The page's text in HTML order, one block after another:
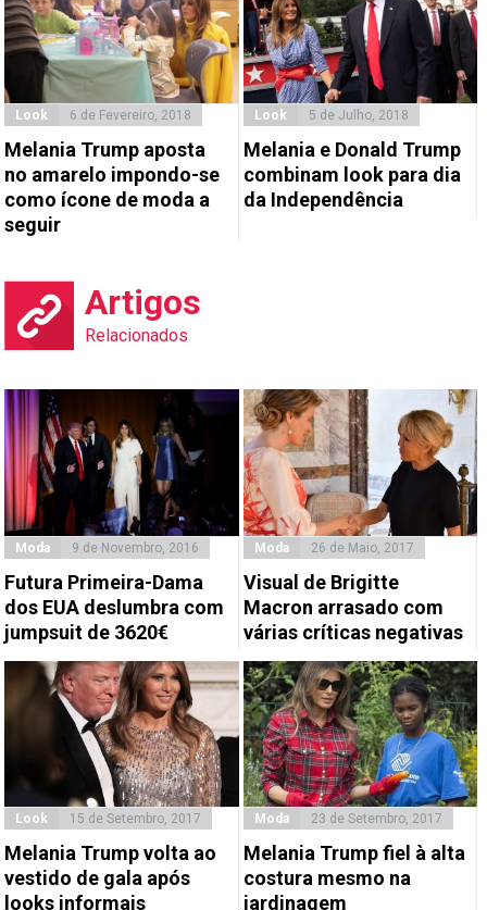
Look 6 de Fevereiro, 2018
Melania Trump aposta
no amarelo impondo-se
como ícone de moda a
seguir
Look 5 de Julho, 2018
Melania e Donald Trump
combinam look para dia
da Independência
Artigos
Relacionados
Moda 9 de Novembro, 2016
Futura Primeira-Dama
dos EUA deslumbra com
jumpsuit de 3620€
Moda 26 de Maio, 2017
Visual de Brigitte
Macron arrasado com
várias críticas negativas
Look 15 de Setembro, 2017
Melania Trump volta ao
vestido de gala após
looks informais
Moda 23 de Setembro, 2017
Melania Trump fiel à alta
costura mesmo na
jardinagem